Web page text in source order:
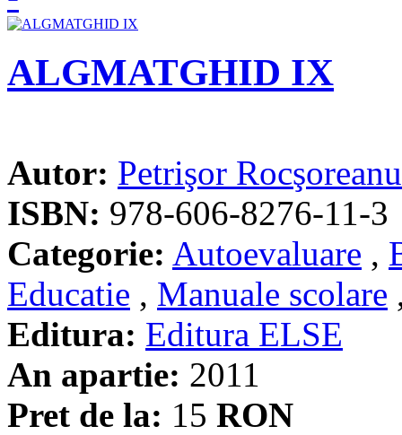
ALGMATGHID IX
Autor: Petrişor Rocşoreanu
ISBN: 978-606-8276-11-3
Categorie: Autoevaluare ,
Educatie , Manuale scolare
Editura: Editura ELSE
An apartie: 2011
Pret de la: 15 RON